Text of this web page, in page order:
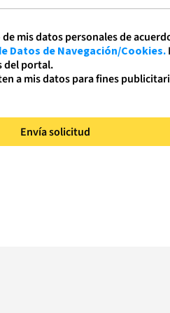
mis datos personales de
Datos de Navegación/Cookies.
del portal.
a mis datos para fines
Envía solicitud